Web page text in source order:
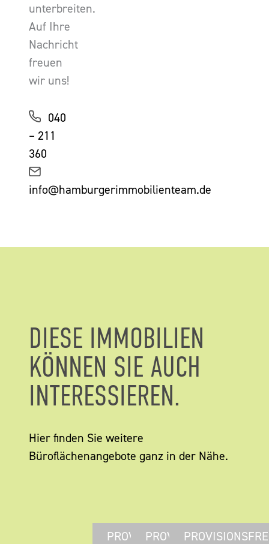
unterbreiten.
Auf Ihre
Nachricht
freuen
wir uns!
040
– 211
360
info@hamburgerimmobilienteam.de
DIESE IMMOBILIEN
KÖNNEN SIE AUCH
INTERESSIEREN.
Hier finden Sie weitere
Büroflächenangebote ganz in der Nähe.
PROVISIONSFREI
PROVISIONSFREI